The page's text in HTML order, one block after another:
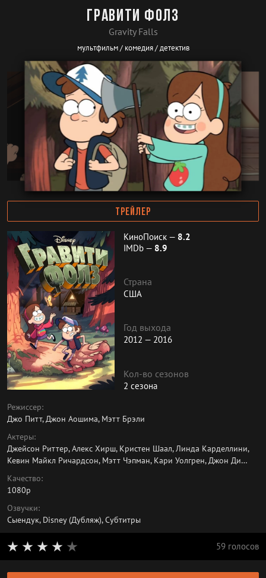
Gravity Falls
Гравити Фолз
мультфильм / комедия / детектив
ТРЕЙЛЕР
КиноПоиск — 8.2
IMDb — 8.9
Страна
США
Год выхода
2012 — 2016
Кол-во сезонов
2 сезона
Режиссер:
Джо Питт, Джон Аошима, Мэтт Брэли
Актеры:
Джейсон Риттер, Алекс Хирш, Кристен Шаал, Линда Карделлини,
Кевин Майкл Ричардсон, Мэтт Чэпман, Кари Уолгрен, Джон Ди
Качество:
1080p
Озвучки:
Сыендук, Disney (Дубляж), Субтитры
59 голосов